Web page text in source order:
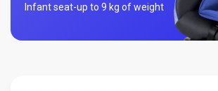
Infant seat-up to 9 kg of weight